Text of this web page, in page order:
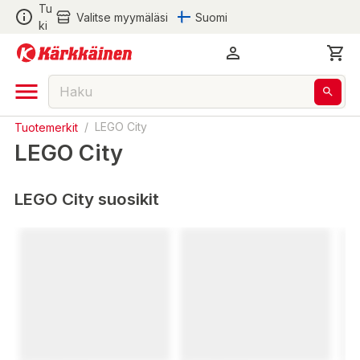
Tu
ki
Valitse myymäläsi Suomi
Tuotemerkit / LEGO City
LEGO City
LEGO City suosikit